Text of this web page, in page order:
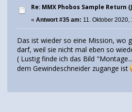
Re: MMX Phobos Sample Return
« Antwort #35 am: 11. Oktober 2020,
Das ist wieder so eine Mission, wo
darf, weil sie nicht mal eben so
( Lustig finde ich das Bild
dem Gewindeschneider zugange ist